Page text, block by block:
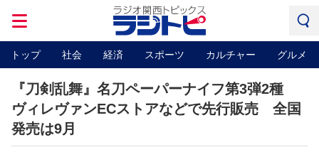
トップ 社会 経済 スポーツ カルチャー グルメ
『刀剣乱舞』名刀ペーパーナイフ第3弾2種
ヴィレヴァンECストアなどで先行販売 全国
発売は9月